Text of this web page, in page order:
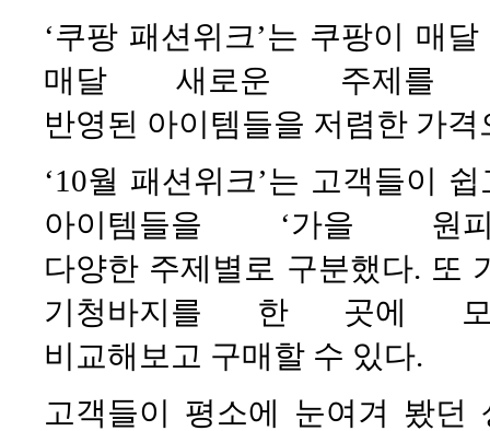
‘쿠팡 패션위크’는 쿠팡이 매
매달 새로운 주제를
반영된 아이템들을 저렴한 가
‘10월 패션위크’는 고객들이
아이템들을 ‘가을
다양한 주제별로 구분했다. 또
기청바지를 한 곳에
비교해보고 구매할 수 있다.
고객들이 평소에 눈여겨 봤